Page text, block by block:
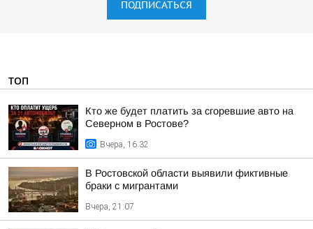
ПОДПИСАТЬСЯ
ТОП
Кто же будет платить за сгоревшие авто на
Северном в Ростове?
Вчера, 16:32
В Ростовской области выявили фиктивные
браки с мигрантами
Вчера, 21:07